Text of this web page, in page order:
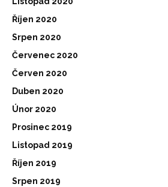
Říjen 2020
Srpen 2020
Červenec 2020
Červen 2020
Duben 2020
Únor 2020
Prosinec 2019
Listopad 2019
Říjen 2019
Srpen 2019